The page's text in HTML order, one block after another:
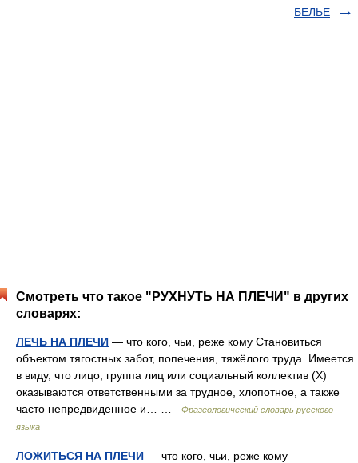
БЕЛЬЕ
Смотреть что такое "РУХНУТЬ НА ПЛЕЧИ" в других
словарях:
ЛЕЧЬ НА ПЛЕЧИ — что кого, чьи, реже кому Становиться
объектом тягостных забот, попечения, тяжёлого труда. Имеется
в виду, что лицо, группа лиц или социальный коллектив (Х)
оказываются ответственными за трудное, хлопотное, а также
часто непредвиденное и… …
Фразеологический словарь русского
языка
ЛОЖИТЬСЯ НА ПЛЕЧИ — что кого, чьи, реже кому